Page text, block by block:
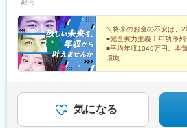
城下駅(岡山県)、栄駅(岡山県)、清輝
ケ原駅、明野駅、新鵜沼駅、小泉駅
駅、手原駅、栗東駅、上所駅、白山
新伊勢崎駅、小山駅、東宿郷駅、清
(福島県)、郡山富田駅、てだこ浦西駅
崎駅、青森駅、吹越駅、西金沢駅、
橋駅、東銀座駅、さっぽろ駅、仙台
＜群馬＞太田＜愛知＞名駅、刈谷、
金山、御器所、本山、新瑞橋、一宮
堺東、梅田、天王寺、放出＜兵庫＞
天神、香椎、大橋、六本松、西新、
1,049万円20代の約70％が管理職に登
綱島駅、鶴見駅、横浜駅、保土ケ谷駅
県)、浦和駅、武蔵浦和駅、川口駅、
県)、柏駅、本八幡駅(総武線)、船橋
名古屋駅、刈谷駅、浄心駅、高畑駅
(愛知県)、御器所駅、本山駅(愛知県)
駅、豊中駅、守口市駅、摂津本山駅
駅、香椎駅、大橋駅(福岡県)、六本松
久留米駅、二重橋前駅、東銀座駅、
給与
＼将来のお金の不安は、
■完全実力主義！年功序列
■平均年収1049万円。本
環境
気になる